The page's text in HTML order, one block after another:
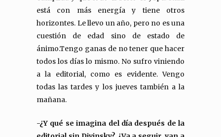
está con más energía y tiene otros
horizontes. Le llevo un año, pero no es una
cuestión de edad sino de estado de
ánimo.Tengo ganas de no tener que hacer
todos los días lo mismo. No sufro viniendo
a la editorial, como es evidente. Vengo
todas las tardes y los jueves también a la
mañana.
-¿Y qué se imagina del día después de la